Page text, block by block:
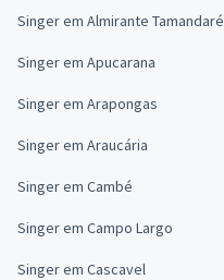
Singer em Almirante Tamandaré
Singer em Apucarana
Singer em Arapongas
Singer em Araucária
Singer em Cambé
Singer em Campo Largo
Singer em Cascavel